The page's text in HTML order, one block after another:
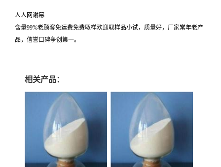
人人网谢幕
含量99%老顾客免运费免费取样欢迎取样品小试，质量好，厂家常年老产
品，信誉口碑争创第一。
相关产品：